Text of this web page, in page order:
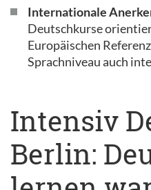
Internationale
Deutschkurse
Europäischen
Sprachniveau auch
Intensiv
Berlin: